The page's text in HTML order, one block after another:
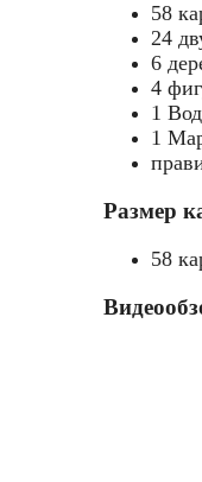
58
24
6
4
1
1
Размер
58